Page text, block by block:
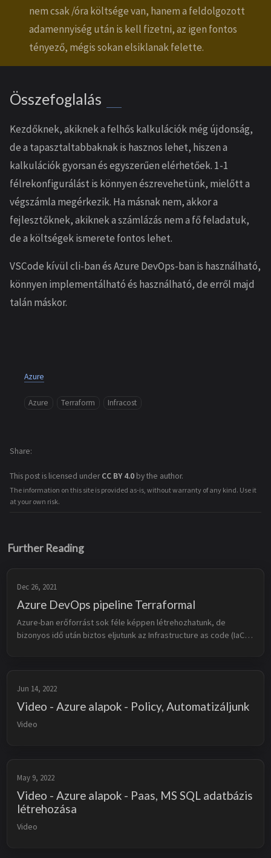
nem csak /óra költsége van, hanem a feldolgozott
adamennyiség után is kell fizetni, az igen fontos
tényező, mégis sokan elsiklanak felette.
Összefoglalás
Kezdőknek, akiknek a felhős kalkulációk még újdonság,
de a tapasztaltabbaknak is hasznos lehet, hiszen a
kalkulációk gyorsan és egyszerűen elérhetőek. 1-1
félrekonfigurálást is könnyen észrevehetünk, mielőtt a
végszámla megérkezik. Ha másnak nem, akkor a
fejlesztőknek, akiknek a számlázás nem a fő feladatuk,
de a költségek ismerete fontos lehet.
VSCode kívül cli-ban és Azure DevOps-ban is használható,
könnyen implementálható és használható, de erről majd
talán máskor.
Azure
Azure Terraform Infracost
This post is licensed underCC BY 4.0 by the author.
The information on this site is provided as-is, without warranty of any kind. Use it
at your own risk.
Share
Further Reading
Dec 26, 2021
Azure DevOps pipeline Terraformal
Azure-ban erőforrást sok féle képpen létrehozhatunk, de
bizonyos idő után biztos eljutunk az Infrastructure as code (IaC)
Jun 14, 2022
Video - Azure alapok - Policy, Automatizáljunk
Video
May 9, 2022
Video - Azure alapok - Paas, MS SQL adatbázis
létrehozása
Video